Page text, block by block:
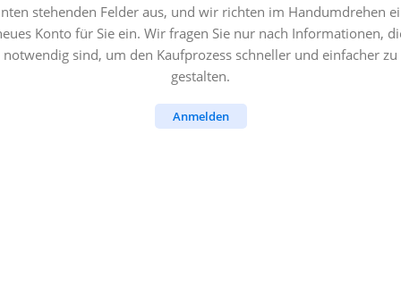
stehenden Felder aus, und wir richten im Handumdrehen
Konto für Sie ein. Wir fragen Sie nur nach Informationen,
notwendig sind, um den Kaufprozess schneller und einfacher zu
gestalten.
Anmelden